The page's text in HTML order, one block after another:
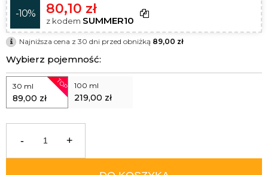
-10% 80,10 zł
z kodem SUMMER10
Najniższa cena z 30 dni przed obniżką 89,00 zł
Wybierz pojemność:
30 ml
89,00 zł
TOP 100 ml
219,00 zł
- +